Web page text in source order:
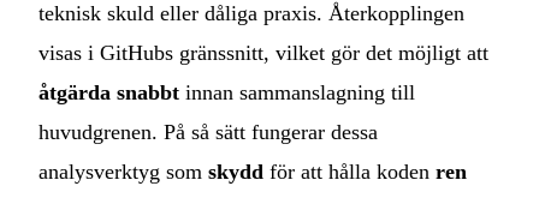
teknisk skuld eller dåliga praxis. Återkopplingen
visas i GitHubs gränssnitt, vilket gör det möjligt att
åtgärda snabbt innan sammanslagning till
huvudgrenen. På så sätt fungerar dessa
analysverktyg som skydd för att hålla koden ren